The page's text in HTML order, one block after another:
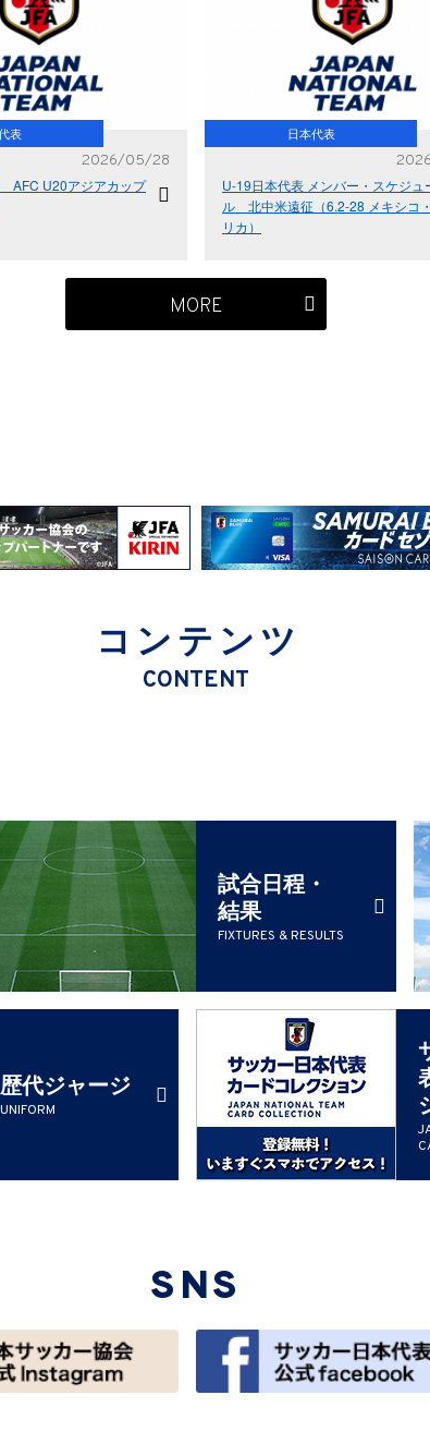
表
2026/05/28
AFC U20アジアカップ
日本代表
U-19日本代表 メンバー・スケジュ
ル 北中米遠征（6.2-28 メキシコ
リカ）
MORE
コンテンツ
CONTENT
試合日程・
結果
FIXTURES & RESULTS
歴代ジャージ
UNIFORM
SNS